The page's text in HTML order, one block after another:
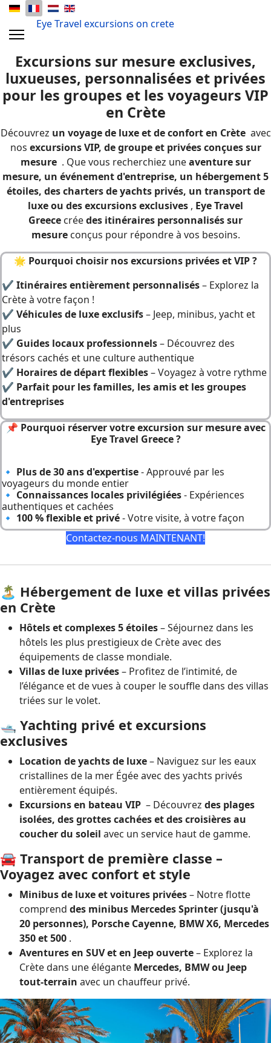
Eye Travel excursions on crete
Excursions sur mesure exclusives,
luxueuses, personnalisées et privées
pour les groupes et les voyageurs VIP
en Crète
Découvrez un voyage de luxe et de confort en Crèteavec
nos excursions VIP, de groupe et privéesconçues sur
mesure . Que vous recherchiez uneaventure sur
mesure, un événement d'entreprise, un hébergement 5
étoiles, des charters de yachts privés, un transport de
luxe ou des excursions exclusives , Eye Travel
Greece créedes itinéraires personnalisés sur
mesureconçus pour répondre à vos besoins.
🌟 Pourquoi choisir nos excursions privées et VIP ?
✔ Itinéraires entièrement personnalisés– Explorez la
Crète à votre façon !
✔ Véhicules de luxe exclusifs– Jeep, minibus, yacht et
plus
✔ Guides locaux professionnels– Découvrez des
trésors cachés et une culture authentique
✔ Horaires de départ flexibles– Voyagez à votre rythme
✔ Parfait pour les familles, les amis et les groupes
d'entreprises
📌 Pourquoi réserver votre excursion sur mesure avec
Eye Travel Greece ?
🔹 Plus de 30 ans d'expertise- Approuvé par les
voyageurs du monde entier
🔹 Connaissances locales privilégiées- Expériences
authentiques et cachées
🔹 100 % flexible et privé- Votre visite, à votre façon
Contactez-nous MAINTENANT!
🏝️ Hébergement de luxe et villas privées
en Crète
Hôtels et complexes 5 étoiles– Séjournez dans les
hôtels les plus prestigieux de Crète avec des
équipements de classe mondiale.
Villas de luxe privées– Profitez de l’intimité, de
l’élégance et de vues à couper le souffle dans des villas
triées sur le volet.
🛥️ Yachting privé et excursions
exclusives
Location de yachts de luxe– Naviguez sur les eaux
cristallines de la mer Égée avec des yachts privés
entièrement équipés.
Excursions en bateau VIP – Découvrez des plages
isolées, des grottes cachées et des croisières au
coucher du soleil avec un service haut de gamme.
🚘 Transport de première classe –
Voyagez avec confort et style
Minibus de luxe et voitures privées– Notre flotte
comprend des minibus Mercedes Sprinter (jusqu'à
20 personnes), Porsche Cayenne, BMW X6, Mercedes
350 et 500 .
Aventures en SUV et en Jeep ouverte– Explorez la
Crète dans une élégante Mercedes, BMW ou Jeep
tout-terrain avec un chauffeur privé.